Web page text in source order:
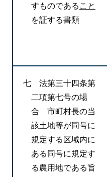
すものである こと
を証する書類
七 法第三十四条第
二項第七号の場
合 市町村長の当
該土地等が同号に
規定する区域内に
ある同号に規定す
る農用地である旨